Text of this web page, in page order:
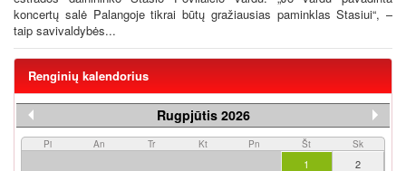
koncertų salė Palangoje tikrai būtų gražiausias paminklas Stasiui“, –
taip savivaldybės...
Renginių kalendorius
Rugpjūtis 2026
Pi An Tr Kt Pn Št Sk
1
2